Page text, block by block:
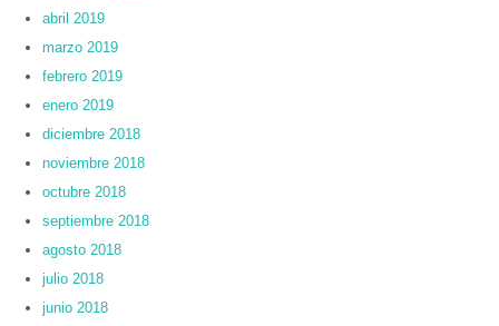
abril 2019
marzo 2019
febrero 2019
enero 2019
diciembre 2018
noviembre 2018
octubre 2018
septiembre 2018
agosto 2018
julio 2018
junio 2018